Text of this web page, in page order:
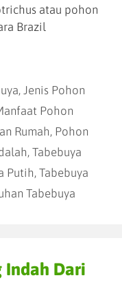
atau pohon
Brazil
, Jenis Pohon
Pohon
Rumah, Pohon
, Tabebuya
Putih, Tabebuya
Tabebuya
Indah Dari